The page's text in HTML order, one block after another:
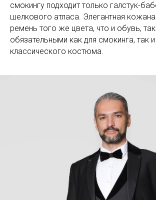
смокингу подходит только галстук-
шелкового атласа. Элегантная
ремень того же цвета, что и обувь,
обязательными как для смокинга, так и
классического костюма.